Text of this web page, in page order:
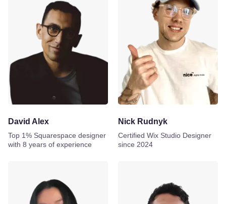
David Alex
Top 1% Squarespace designer
with 8 years of experience
Nick Rudnyk
Certified Wix Studio Designer
since 2024